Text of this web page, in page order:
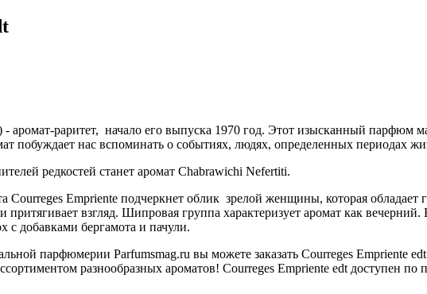
аромат-раритет, начало его выпуска 1970 год. Этот изысканный
побуждает нас вспоминать о событиях, людях, определенных периодах
редкостей станет аромат Chabrawichi Nefertiti.
Courreges Empriente подчеркнет облик зрелой женщины, которая
взгляд. Шипровая группа характеризует аромат как
с добавками бергамота и пачули.
парфюмерии Parfumsmag.ru вы можете заказать Courreges Empriente
разнообразных ароматов! Courreges Empriente edt доступен